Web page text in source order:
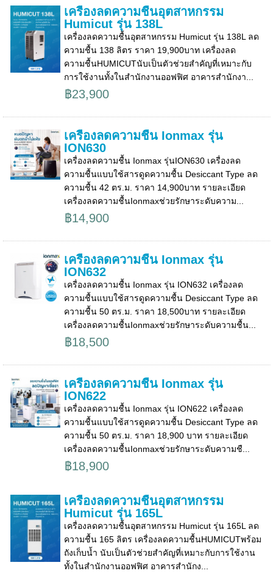
เครื่องลดความชื้นอุตสาหกรรม
Humicut รุ่น 138L
เครื่องลดความชื้นอุตสาหกรรม Humicut รุ่น 138L ลด
ความชื้น 138 ลิตร ราคา 19,900บาท เครื่องลด
ความชื้นHUMICUTนับเป็นตัวช่วยสำคัญที่เหมาะกับ
การใช้งานทั้งในสำนักงานออฟฟิศ อาคารสำนักงา...
฿23,900
เครื่องลดความชื้น Ionmax รุ่น
ION630
เครื่องลดความชื้น Ionmax รุ่นION630 เครื่องลด
ความชื้นแบบใช้สารดูดความชื้น Desiccant Type ลด
ความชื้น 42 ตร.ม. ราคา 14,900บาท รายละเอียด
เครื่องลดความชื้นIonmaxช่วยรักษาระดับความ...
฿14,900
เครื่องลดความชื้น Ionmax รุ่น
ION632
เครื่องลดความชื้น Ionmax รุ่น ION632 เครื่องลด
ความชื้นแบบใช้สารดูดความชื้น Desiccant Type ลด
ความชื้น 50 ตร.ม. ราคา 18,500บาท รายละเอียด
เครื่องลดความชื้นIonmaxช่วยรักษาระดับความชื้น...
฿18,500
เครื่องลดความชื้น Ionmax รุ่น
ION622
เครื่องลดความชื้น Ionmax รุ่น ION622 เครื่องลด
ความชื้นแบบใช้สารดูดความชื้น Desiccant Type ลด
ความชื้น 50 ตร.ม. ราคา 18,900 บาท รายละเอียด
เครื่องลดความชื้นIonmaxช่วยรักษาระดับความชื...
฿18,900
เครื่องลดความชื้นอุตสาหกรรม
Humicut รุ่น 165L
เครื่องลดความชื้นอุตสาหกรรม Humicut รุ่น 165L ลด
ความชื้น 165 ลิตร เครื่องลดความชื้นHUMICUTพร้อม
ถังเก็บน้ำ นับเป็นตัวช่วยสำคัญที่เหมาะกับการใช้งาน
ทั้งในสำนักงานออฟฟิศ อาคารสำนักง...